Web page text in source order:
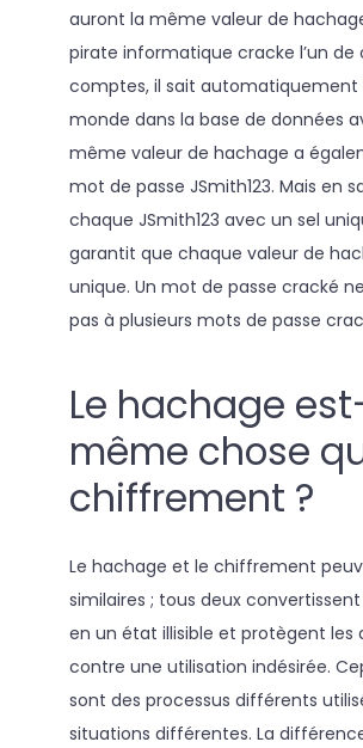
auront la même valeur de
pirate informatique cracke l’un de
comptes, il sait automatiquement
monde dans la base de données
même valeur de hachage a
mot de passe JSmith123. Mais en
chaque JSmith123 avec un sel
garantit que chaque valeur de
unique. Un mot de passe cracké
pas à plusieurs mots de passe
Le hachage
même chose
chiffrement ?
Le hachage et le chiffrement
similaires ; tous deux
en un état illisible et protègent les
contre une utilisation indésirée.
sont des processus différents
situations différentes. La